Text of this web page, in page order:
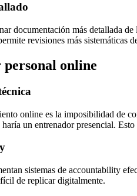
documentación más detallada
revisiones más sistemáticas
personal online
online es la imposibilidad de
un entrenador presencial.
sistemas de accountability
de replicar digitalmente.